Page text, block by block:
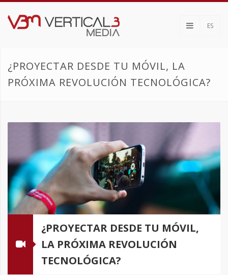
ES
¿PROYECTAR DESDE TU MÓVIL, LA
PRÓXIMA REVOLUCIÓN TECNOLÓGICA?
¿PROYECTAR DESDE TU MÓVIL,
LA PRÓXIMA REVOLUCIÓN
TECNOLÓGICA?